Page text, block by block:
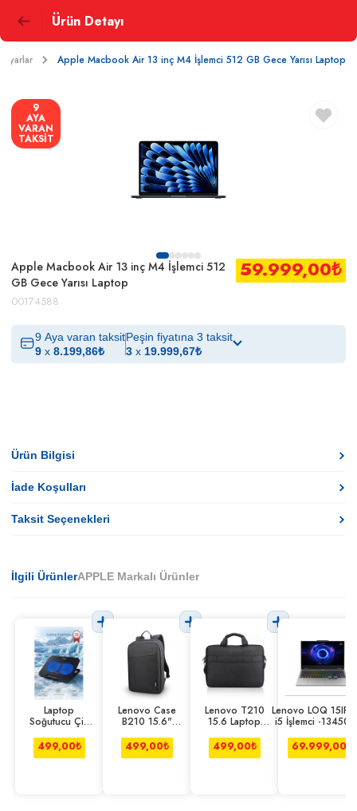
Ürün Detayı
Apple Macbook Air 13 inç M4 İşlemci 512 GB Gece Yarısı Laptop
9
AYA
VARAN
TAKSİT
Apple Macbook Air 13 inç M4 İşlemci 512
GB Gece Yarısı Laptop
00174588
59.999,00₺
9 Aya varan taksit
9 x 8.199,86₺
Peşin fiyatına 3 taksit
3 x 19.999,67₺
Ürün Bilgisi
İade Koşulları
Taksit Seçenekleri
İlgili ÜrünlerAPPLE Markalı Ürünler
Laptop
Soğutucu Çift
Ayarlanabilir
Dizüstü B
499,00₺
Lenovo Case
B210 15.6"
Çantası - Siyah
499,00₺
Lenovo T210
15.6 Laptop
Siyah
499,00₺
Lenovo LOQ
i5 İşlemci -
-
69.999,00